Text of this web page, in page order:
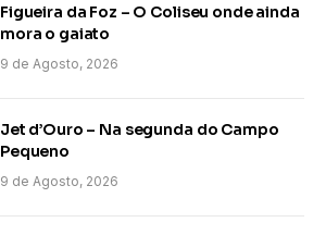
Figueira da Foz – O Coliseu onde ainda
mora o gaiato
9 de Agosto, 2026
Jet d’Ouro – Na segunda do Campo
Pequeno
9 de Agosto, 2026